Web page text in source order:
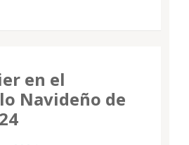
en el
Navideño de